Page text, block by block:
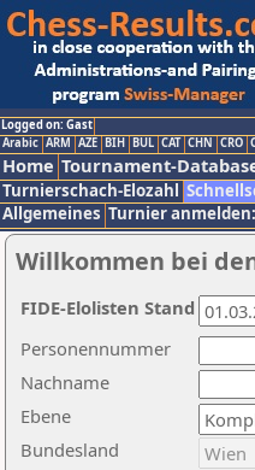
Logged on: Gast
Arabic ARM AZE BIH BUL CAT CHN CRO
Home Tournament-
Turnierschach-Elozahl
Allgemeines Turnier
Willkommen bei
Nachname
Ebene
Personennummer
Bundesland
FIDE-Elolisten Stand